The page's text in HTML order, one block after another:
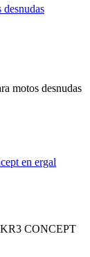
motos desnudas
KR3 CONCEPT